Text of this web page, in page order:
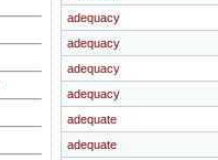
adequacy
adequacy
adequacy
adequacy
adequate
adequate